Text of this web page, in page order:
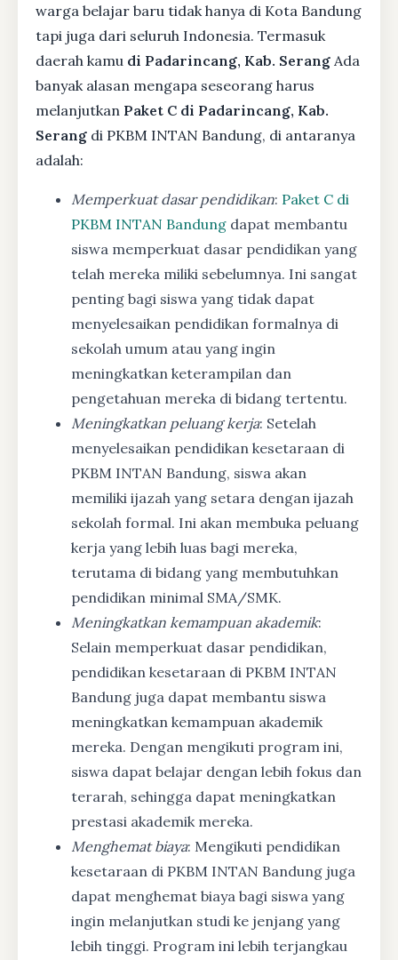
warga belajar baru tidak hanya di Kota Bandung
tapi juga dari seluruh Indonesia. Termasuk
daerah kamu di Padarincang, Kab. Serang Ada
banyak alasan mengapa seseorang harus
melanjutkan Paket C di Padarincang, Kab.
Serang di PKBM INTAN Bandung, di antaranya
adalah:
Memperkuat dasar pendidikan: Paket C di
PKBM INTAN Bandung dapat membantu
siswa memperkuat dasar pendidikan yang
telah mereka miliki sebelumnya. Ini sangat
penting bagi siswa yang tidak dapat
menyelesaikan pendidikan formalnya di
sekolah umum atau yang ingin
meningkatkan keterampilan dan
pengetahuan mereka di bidang tertentu.
Meningkatkan peluang kerja: Setelah
menyelesaikan pendidikan kesetaraan di
PKBM INTAN Bandung, siswa akan
memiliki ijazah yang setara dengan ijazah
sekolah formal. Ini akan membuka peluang
kerja yang lebih luas bagi mereka,
terutama di bidang yang membutuhkan
pendidikan minimal SMA/SMK.
Meningkatkan kemampuan akademik:
Selain memperkuat dasar pendidikan,
pendidikan kesetaraan di PKBM INTAN
Bandung juga dapat membantu siswa
meningkatkan kemampuan akademik
mereka. Dengan mengikuti program ini,
siswa dapat belajar dengan lebih fokus dan
terarah, sehingga dapat meningkatkan
prestasi akademik mereka.
Menghemat biaya: Mengikuti pendidikan
kesetaraan di PKBM INTAN Bandung juga
dapat menghemat biaya bagi siswa yang
ingin melanjutkan studi ke jenjang yang
lebih tinggi. Program ini lebih terjangkau